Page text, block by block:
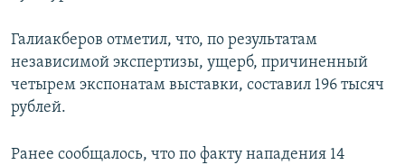
Галиакберов отметил, что, по результатам
независимой экспертизы, ущерб, причиненный
четырем экспонатам выставки, составил 196 тысяч
рублей.
Ранее сообщалось, что по факту нападения 14